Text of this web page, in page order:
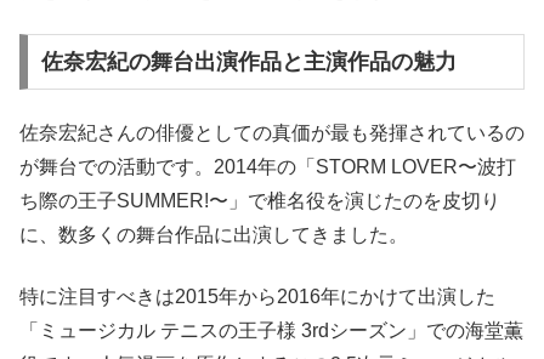
佐奈宏紀の舞台出演作品と主演作品の魅力
佐奈宏紀さんの俳優としての真価が最も発揮されているの
が舞台での活動です。2014年の「STORM LOVER〜波打
ち際の王子SUMMER!〜」で椎名役を演じたのを皮切り
に、数多くの舞台作品に出演してきました。
特に注目すべきは2015年から2016年にかけて出演した
「ミュージカル テニスの王子様 3rdシーズン」での海堂薫